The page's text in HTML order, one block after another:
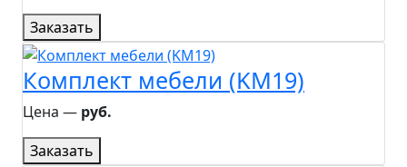
Заказать
Комплект мебели (KM19)
Цена ― руб.
Заказать